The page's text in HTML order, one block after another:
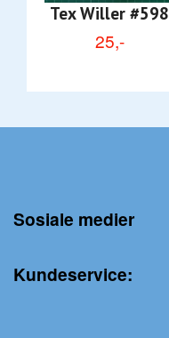
Tex Willer #598
25,-
Sosiale medier
Kundeservice: